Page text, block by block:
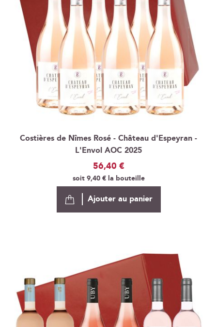
Costières de Nîmes Rosé - Château d'Espeyran -
L'Envol AOC 2025
56,40 €
soit9,40 €la bouteille
Ajouter au panier